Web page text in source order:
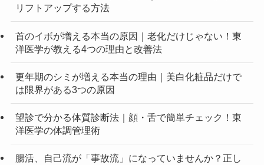
リフトアップする方法
首のイボが増える本当の原因｜老化だけじゃない！東
洋医学が教える4つの理由と改善法
更年期のシミが増える本当の理由｜美白化粧品だけで
は限界がある3つの原因
望診で分かる体質診断法｜顔・舌で簡単チェック！東
洋医学の体調管理術
腸活、自己流が「事故流」になっていませんか？正し